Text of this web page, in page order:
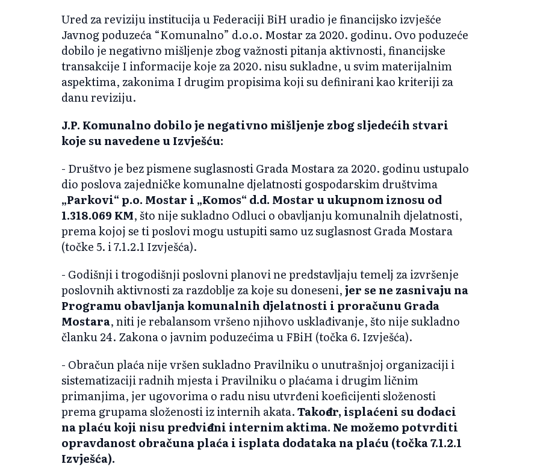
Ured za reviziju institucija u Federaciji BiH uradio je financijsko izvješće
Javnog poduzeća “Komunalno” d.o.o. Mostar za 2020. godinu. Ovo poduzeće
dobilo je negativno mišljenje zbog važnosti pitanja aktivnosti, financijske
transakcije I informacije koje za 2020. nisu sukladne, u svim materijalnim
aspektima, zakonima I drugim propisima koji su definirani kao kriteriji za
danu reviziju.
J.P. Komunalno dobilo je negativno mišljenje zbog sljedećih stvari
koje su navedene u Izvješću:
- Društvo je bez pismene suglasnosti Grada Mostara za 2020. godinu ustupalo
dio poslova zajedničke komunalne djelatnosti gospodarskim društvima
„Parkovi“ p.o. Mostar i „Komos“ d.d. Mostar u ukupnom iznosu od
1.318.069 KM, što nije sukladno Odluci o obavljanju komunalnih djelatnosti,
prema kojoj se ti poslovi mogu ustupiti samo uz suglasnost Grada Mostara
(točke 5. i 7.1.2.1 Izvješća).
- Godišnji i trogodišnji poslovni planovi ne predstavljaju temelj za izvršenje
poslovnih aktivnosti za razdoblje za koje su doneseni,jer se ne zasnivaju na
Programu obavljanja komunalnih djelatnosti i proračunu Grada
Mostara, niti je rebalansom vršeno njihovo usklađivanje, što nije sukladno
članku 24. Zakona o javnim poduzećima u FBiH (točka 6. Izvješća).
- Obračun plaća nije vršen sukladno Pravilniku o unutrašnjoj organizaciji i
sistematizaciji radnih mjesta i Pravilniku o plaćama i drugim ličnim
primanjima, jer ugovorima o radu nisu utvrđeni koeficijenti složenosti
prema grupama složenosti iz internih akata.Također, isplaćeni su dodaci
na plaću koji nisu predviđeni internim aktima. Ne možemo potvrditi
opravdanost obračuna plaća i isplata dodataka na plaću (točka 7.1.2.1
Izvješća).